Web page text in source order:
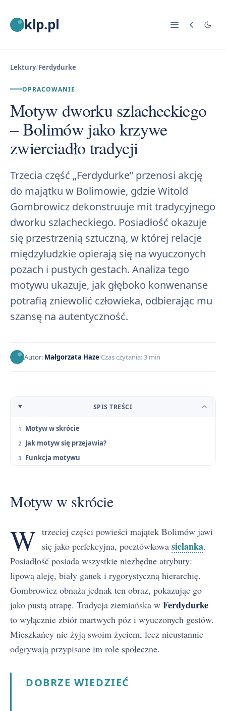
klp.pl
Lektury/Ferdydurke
OPRACOWANIE
Motyw dworku szlacheckiego
– Bolimów jako krzywe
zwierciadło tradycji
Trzecia część „Ferdydurke” przenosi akcję
do majątku w Bolimowie, gdzie Witold
Gombrowicz dekonstruuje mit tradycyjnego
dworku szlacheckiego. Posiadłość okazuje
się przestrzenią sztuczną, w której relacje
międzyludzkie opierają się na wyuczonych
pozach i pustych gestach. Analiza tego
motywu ukazuje, jak głęboko konwenanse
potrafią zniewolić człowieka, odbierając mu
szansę na autentyczność.
Autor: Małgorzata Haze Czas czytania: 3 min
SPIS TREŚCI
Motyw w skrócie
Jak motyw się przejawia?
Funkcja motywu
Motyw w skrócie
W trzeciej części powieści majątek Bolimów jawi
się jako perfekcyjna, pocztówkowa sielanka.
Posiadłość posiada wszystkie niezbędne atrybuty:
lipową aleję, biały ganek i rygorystyczną hierarchię.
Gombrowicz obnaża jednak ten obraz, pokazując go
jako pustą atrapę. Tradycja ziemiańska w Ferdydurke
to wyłącznie zbiór martwych póz i wyuczonych gestów.
Mieszkańcy nie żyją swoim życiem, lecz nieustannie
odgrywają przypisane im role społeczne.
DOBRZE WIEDZIEĆ